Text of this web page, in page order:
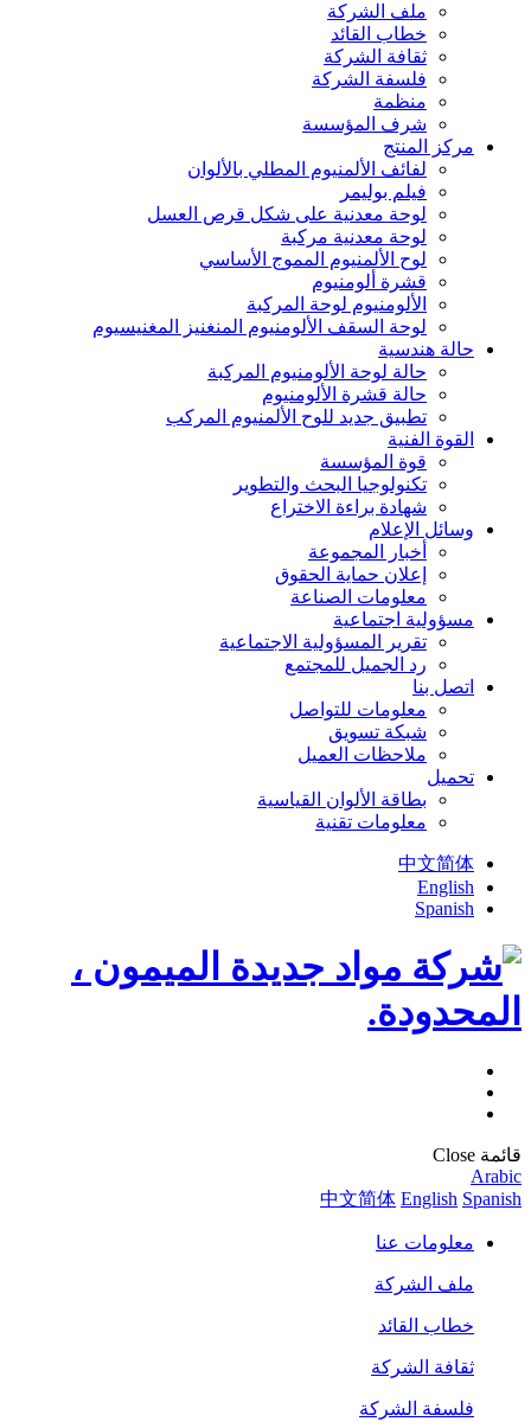
ملف الشركة
خطاب القائد
ثقافة الشركة
فلسفة الشركة
منظمة
شرف المؤسسة
مركز المنتج
لفائف الألمنيوم المطلي بالألوان
فيلم بوليمر
لوحة معدنية على شكل قرص العسل
لوحة معدنية مركبة
لوح الألمنيوم المموج الأساسي
قشرة ألومنيوم
الألومنيوم لوحة المركبة
لوحة السقف الألومنيوم المنغنيز المغنيسيوم
حالة هندسية
حالة لوحة الألومنيوم المركبة
حالة قشرة الألومنيوم
تطبيق جديد للوح الألمنيوم المركب
القوة الفنية
قوة المؤسسة
تكنولوجيا البحث والتطوير
شهادة براءة الاختراع
وسائل الإعلام
أخبار المجموعة
إعلان حماية الحقوق
معلومات الصناعة
مسؤولية اجتماعية
تقرير المسؤولية الاجتماعية
رد الجميل للمجتمع
اتصل بنا
معلومات للتواصل
شبكة تسويق
ملاحظات العميل
تحميل
بطاقة الألوان القياسية
معلومات تقنية
中文简体
English
Spanish
قائمة Close
Arabic
中文简体 English Spanish
معلومات عنا
ملف الشركة
خطاب القائد
ثقافة الشركة
فلسفة الشركة